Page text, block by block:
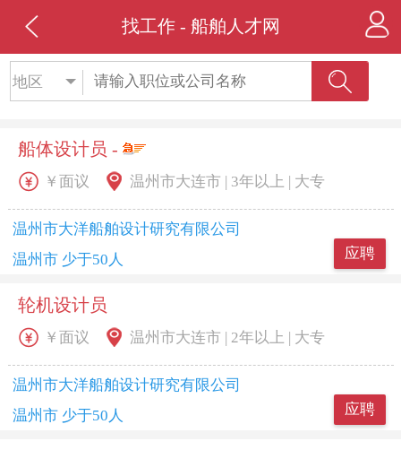
找工作 - 船舶人才网
地区
船体设计员 -
应聘
￥面议 温州市大连市 | 3年以上 | 大专
温州市大洋船舶设计研究有限公司
温州市 少于50人
轮机设计员
应聘
￥面议 温州市大连市 | 2年以上 | 大专
温州市大洋船舶设计研究有限公司
温州市 少于50人